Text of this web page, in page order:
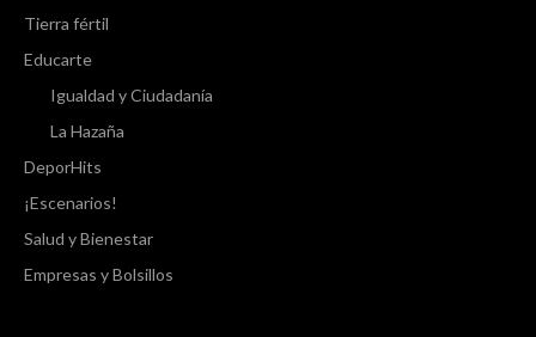
Tierra fértil
Educarte
Igualdad y Ciudadanía
La Hazaña
DeporHits
¡Escenarios!
Salud y Bienestar
Empresas y Bolsillos